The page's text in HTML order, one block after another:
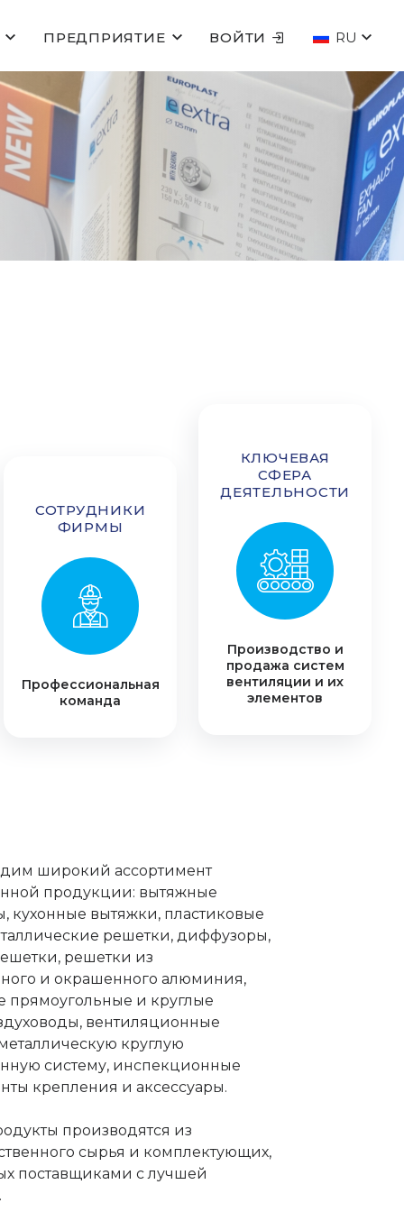
ПРЕДПРИЯТИЕ ВОЙТИ RU
СОТРУДНИКИ
ФИРМЫ
Профессиональная
команда
КЛЮЧЕВАЯ
СФЕРА
ДЕЯТЕЛЬНОСТИ
Производство и
продажа систем
вентиляции и их
элементов
широкий ассортимент
продукции: вытяжные
кухонные вытяжки, пластиковые
решетки, диффузоры,
решетки из
и окрашенного алюминия,
прямоугольные и круглые
вентиляционные
круглую
систему, инспекционные
крепления и аксессуары.
производятся из
сырья и комплектующих,
поставщиками с лучшей